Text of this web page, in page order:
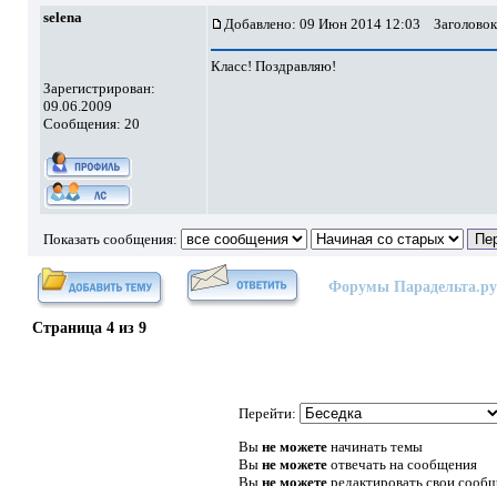
selena
Зарегистрирован:
09.06.2009
Сообщения: 20
Добавлено: 09 Июн 2014 12:03
Класс! Поздравляю!
Показать сообщения:
Форумы Парадельта.ру
Страница 4из 9
Перейти:
Вы не можетеначинать темы
Вы не можетеотвечать на сообщения
Вы не можетередактировать свои